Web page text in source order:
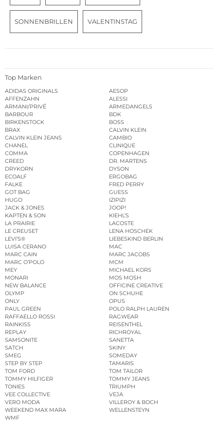
SONNENBRILLEN VALENTINSTAG
Top Marken
ADIDAS ORIGINALS
AESOP
AFFENZAHN
ALESSI
ARMANI/PRIVÉ
ARMEDANGELS
BARBOUR
BDK
BIRKENSTOCK
BOSS
BRAX
CALVIN KLEIN
CALVIN KLEIN JEANS
CAMBIO
CHANEL
CLINIQUE
COMMA
COPENHAGEN
CREED
DR. MARTENS
DRYKORN
DYSON
ECOALF
ERGOBAG
FALKE
FRED PERRY
GOT BAG
GUESS
HUGO
IZIPIZI
JACK & JONES
JOOP!
KAPTEN & SON
KIEHL’S
LA PRAIRIE
LACOSTE
LE CREUSET
LENA HOSCHEK
LEVI’S®
LIEBESKIND BERLIN
LUISA CERANO
MAC
MARC CAIN
MARC JACOBS
MARC O’POLO
MCM
MEY
MICHAEL KORS
MONARI
MOS MOSH
NEW BALANCE
OFFICINE CREATIVE
OLYMP
ON SCHUHE
ONLY
OPUS
PAUL GREEN
POLO RALPH LAUREN
RAFFAELLO ROSSI
RAGWEAR
RAINKISS
REISENTHEL
REPLAY
RICHROYAL
SAMSONITE
SANETTA
SATCH
SKINY
SMEG
SOMEDAY
STEP BY STEP
TAMARIS
TOM FORD
TOM TAILOR
TOMMY HILFIGER
TOMMY JEANS
TONIES
TRIUMPH
VEE COLLECTIVE
VEJA
VERO MODA
VILLEROY & BOCH
WEEKEND MAX MARA
WELLENSTEYN
WMF